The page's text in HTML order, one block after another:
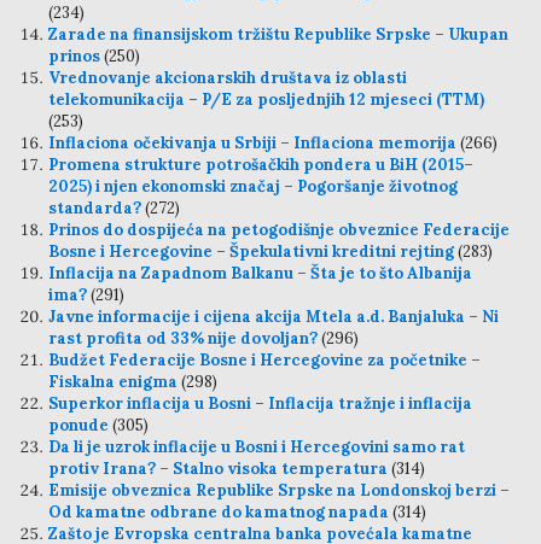
(234)
Zarade na finansijskom tržištu Republike Srpske – Ukupan
prinos(250)
Vrednovanje akcionarskih društava iz oblasti
telekomunikacija – P/E za posljednjih 12 mjeseci (TTM)
(253)
Inflaciona očekivanja u Srbiji – Inflaciona memorija (266)
Promena strukture potrošačkih pondera u BiH (2015–
2025) i njen ekonomski značaj – Pogoršanje životnog
standarda?(272)
Prinos do dospijeća na petogodišnje obveznice Federacije
Bosne i Hercegovine – Špekulativni kreditni rejting(283)
Inflacija na Zapadnom Balkanu – Šta je to što Albanija
ima?(291)
Javne informacije i cijena akcija Mtela a.d. Banjaluka – Ni
rast profita od 33% nije dovoljan?(296)
Budžet Federacije Bosne i Hercegovine za početnike –
Fiskalna enigma (298)
Superkor inflacija u Bosni – Inflacija tražnje i inflacija
ponude (305)
Da li je uzrok inflacije u Bosni i Hercegovini samo rat
protiv Irana? – Stalno visoka temperatura (314)
Emisije obveznica Republike Srpske na Londonskoj berzi –
Od kamatne odbrane do kamatnog napada (314)
Zašto je Evropska centralna banka povećala kamatne